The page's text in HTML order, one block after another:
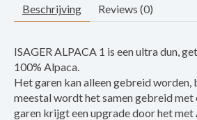
Beschrijving Reviews (0)
ISAGER ALPACA 1 is een ultra dun,
100% Alpaca.
Het garen kan alleen gebreid worden,
meestal wordt het samen gebreid met
garen krijgt een upgrade door het met